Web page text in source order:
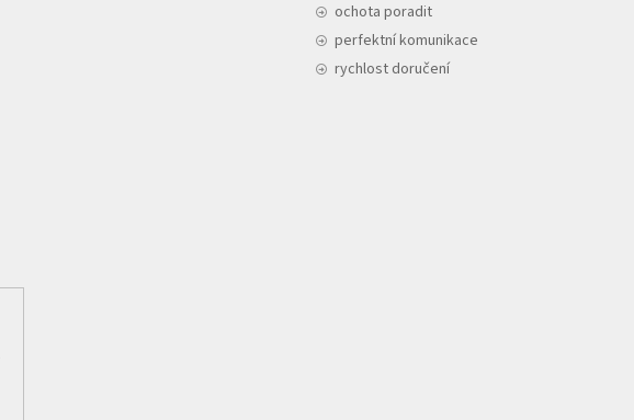
ochota poradit
perfektní komunikace
rychlost doručení